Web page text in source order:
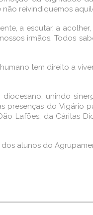
reivindiquemos
a escutar, a
irmãos. Todos
humano tem direito a
unindo
do Vigário
Lafões, da Cáritas
alunos do